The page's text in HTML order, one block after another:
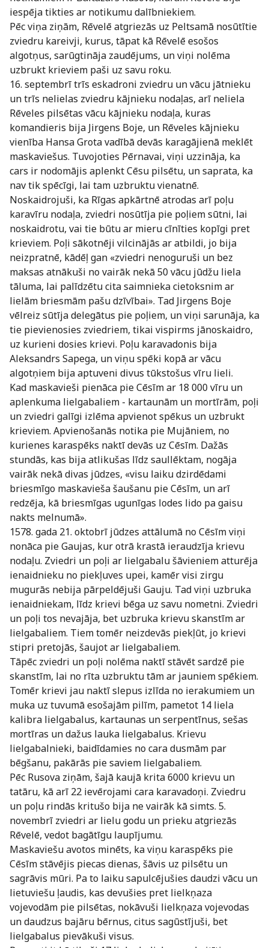
iespēja tikties ar notikumu dalībniekiem.
Pēc viņa ziņām, Rēvelē atgriezās uz Peltsamā nosūtītie
zviedru kareivji, kurus, tāpat kā Rēvelē esošos
algotņus, sarūgtināja zaudējums, un viņi nolēma
uzbrukt krieviem paši uz savu roku.
16. septembrī trīs eskadroni zviedru un vācu jātnieku
un trīs nelielas zviedru kājnieku nodaļas, arī neliela
Rēveles pilsētas vācu kājnieku nodaļa, kuras
komandieris bija Jirgens Boje, un Rēveles kājnieku
vienība Hansa Grota vadībā devās karagājienā meklēt
maskaviešus. Tuvojoties Pērnavai, viņi uzzināja, ka
cars ir nodomājis aplenkt Cēsu pilsētu, un saprata, ka
nav tik spēcīgi, lai tam uzbruktu vienatnē.
Noskaidrojuši, ka Rīgas apkārtnē atrodas arī poļu
karavīru nodaļa, zviedri nosūtīja pie poļiem sūtni, lai
noskaidrotu, vai tie būtu ar mieru cīnīties kopīgi pret
krieviem. Poļi sākotnēji vilcinājās ar atbildi, jo bija
neizpratnē, kādēļ gan «zviedri nenoguruši un bez
maksas atnākuši no vairāk nekā 50 vācu jūdžu liela
tāluma, lai palīdzētu cita saimnieka cietoksnim ar
lielām briesmām pašu dzīvībai». Tad Jirgens Boje
vēlreiz sūtīja delegātus pie poļiem, un viņi sarunāja, ka
tie pievienosies zviedriem, tikai vispirms jānoskaidro,
uz kurieni dosies krievi. Poļu karavadonis bija
Aleksandrs Sapega, un viņu spēki kopā ar vācu
algotņiem bija aptuveni divus tūkstošus vīru lieli.
Kad maskavieši pienāca pie Cēsīm ar 18 000 vīru un
aplenkuma lielgabaliem - kartaunām un mortīrām, poļi
un zviedri galīgi izlēma apvienot spēkus un uzbrukt
krieviem. Apvienošanās notika pie Mujāniem, no
kurienes karaspēks naktī devās uz Cēsīm. Dažās
stundās, kas bija atlikušas līdz saullēktam, nogāja
vairāk nekā divas jūdzes, «visu laiku dzirdēdami
briesmīgo maskavieša šaušanu pie Cēsīm, un arī
redzēja, kā briesmīgas ugunīgas lodes lido pa gaisu
nakts melnumā».
1578. gada 21. oktobrī jūdzes attālumā no Cēsīm viņi
nonāca pie Gaujas, kur otrā krastā ieraudzīja krievu
nodaļu. Zviedri un poļi ar lielgabalu šāvieniem atturēja
ienaidnieku no piekļuves upei, kamēr visi zirgu
mugurās nebija pārpeldējuši Gauju. Tad viņi uzbruka
ienaidniekam, līdz krievi bēga uz savu nometni. Zviedri
un poļi tos nevajāja, bet uzbruka krievu skanstīm ar
lielgabaliem. Tiem tomēr neizdevās piekļūt, jo krievi
stipri pretojās, šaujot ar lielgabaliem.
Tāpēc zviedri un poļi nolēma naktī stāvēt sardzē pie
skanstīm, lai no rīta uzbruktu tām ar jauniem spēkiem.
Tomēr krievi jau naktī slepus izlīda no ierakumiem un
muka uz tuvumā esošajām pilīm, pametot 14 liela
kalibra lielgabalus, kartaunas un serpentīnus, sešas
mortīras un dažus lauka lielgabalus. Krievu
lielgabalnieki, baidīdamies no cara dusmām par
bēgšanu, pakārās pie saviem lielgabaliem.
Pēc Rusova ziņām, šajā kaujā krita 6000 krievu un
tatāru, kā arī 22 ievērojami cara karavadoņi. Zviedru
un poļu rindās kritušo bija ne vairāk kā simts. 5.
novembrī zviedri ar lielu godu un prieku atgriezās
Rēvelē, vedot bagātīgu laupījumu.
Maskaviešu avotos minēts, ka viņu karaspēks pie
Cēsīm stāvējis piecas dienas, šāvis uz pilsētu un
sagrāvis mūri. Pa to laiku sapulcējušies daudzi vācu un
lietuviešu ļaudis, kas devušies pret lielkņaza
vojevodām pie pilsētas, nokāvuši lielkņaza vojevodas
un daudzus bajāru bērnus, citus sagūstījuši, bet
lielgabalus pievākuši visus.